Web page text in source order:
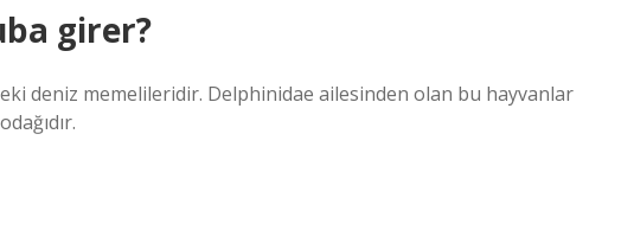
girer?
deniz memelileridir. Delphinidae ailesinden olan bu hayvanlar